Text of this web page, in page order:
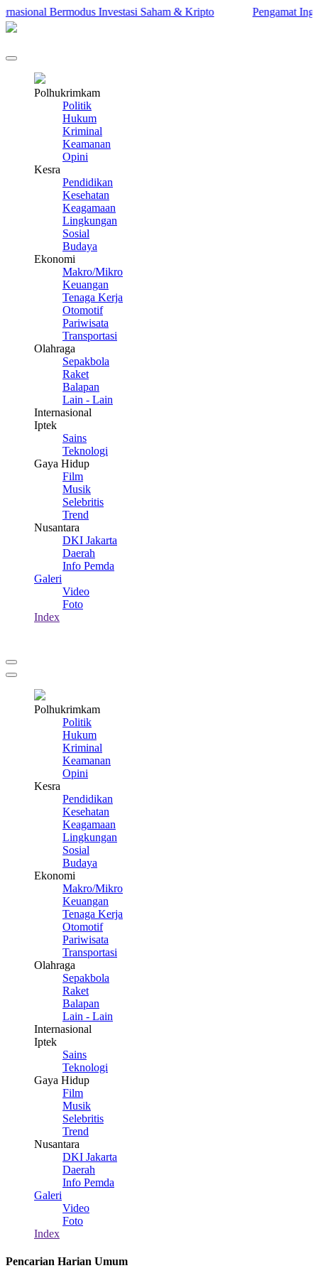
Bermodus Investasi Saham & Kripto Pengamat
Polhukrimkam
Politik
Hukum
Kriminal
Keamanan
Opini
Kesra
Pendidikan
Kesehatan
Keagamaan
Lingkungan
Sosial
Budaya
Ekonomi
Makro/Mikro
Keuangan
Tenaga Kerja
Otomotif
Pariwisata
Transportasi
Olahraga
Sepakbola
Raket
Balapan
Lain - Lain
Internasional
Iptek
Sains
Teknologi
Gaya Hidup
Film
Musik
Selebritis
Trend
Nusantara
DKI Jakarta
Daerah
Info Pemda
Galeri
Video
Foto
Index
Polhukrimkam
Politik
Hukum
Kriminal
Keamanan
Opini
Kesra
Pendidikan
Kesehatan
Keagamaan
Lingkungan
Sosial
Budaya
Ekonomi
Makro/Mikro
Keuangan
Tenaga Kerja
Otomotif
Pariwisata
Transportasi
Olahraga
Sepakbola
Raket
Balapan
Lain - Lain
Internasional
Iptek
Sains
Teknologi
Gaya Hidup
Film
Musik
Selebritis
Trend
Nusantara
DKI Jakarta
Daerah
Info Pemda
Galeri
Video
Foto
Index
Pencarian Harian Umum